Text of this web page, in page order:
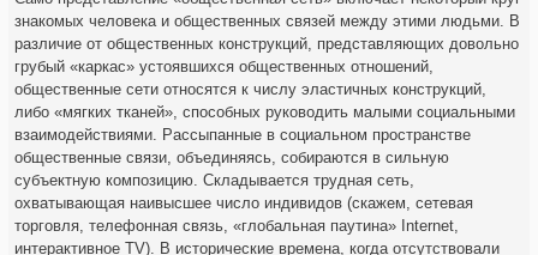
знакомых человека и общественных связей между этими людьми. В
различие от общественных конструкций, представляющих довольно
грубый «каркас» устоявшихся общественных отношений,
общественные сети относятся к числу эластичных конструкций,
либо «мягких тканей», способных руководить малыми социальными
взаимодействиями. Рассыпанные в социальном пространстве
общественные связи, объединяясь, собираются в сильную
субъектную композицию. Складывается трудная сеть,
охватывающая наивысшее число индивидов (скажем, сетевая
торговля, телефонная связь, «глобальная паутина» Internet,
интерактивное TV). В исторические времена, когда отсутствовали